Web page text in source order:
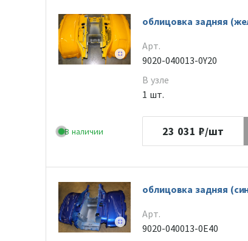
В наличии
облицовка задняя
Арт.
9020-040013-0Y20
В узле
1 шт.
23 031 ₽/шт
облицовка задняя
Арт.
9020-040013-0E40